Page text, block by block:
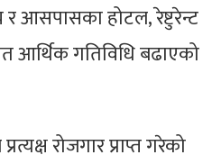
र आसपासका होटल, रेष्टुरेन्ट
आर्थिक गतिविधि बढाएको
रोजगार प्राप्त गरेको